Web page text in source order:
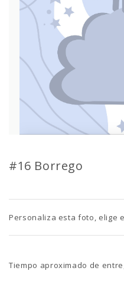
#16 Borrego
Personaliza esta foto, elige
Tiempo aproximado de